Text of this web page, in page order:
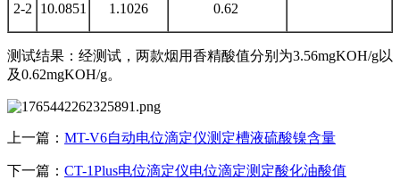
2-2
10.0851 1.1026 0.62
测试结果：经测试，两款烟用香精酸值分别为3.56mgKOH/g以
及0.62mgKOH/g。
上一篇： MT-V6自动电位滴定仪测定槽液硫酸镍含量
下一篇： CT-1Plus电位滴定仪电位滴定测定酸化油酸值